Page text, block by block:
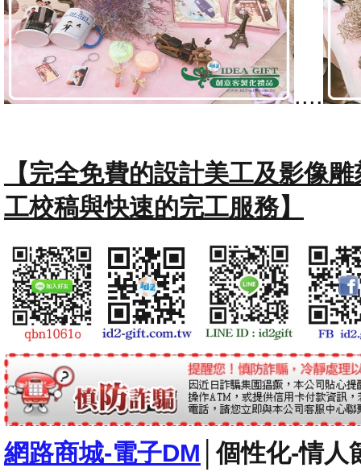
....
【完全免費的設計美工及影像
工校稿與快速的完工服務】
網路商城-電子DM │個性化-情人